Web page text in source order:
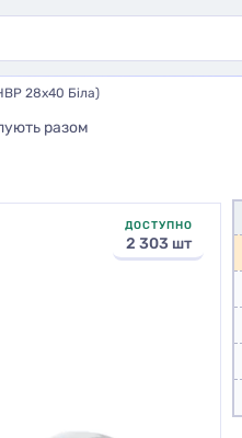
28х40 Біла)
разом
ДОСТУПНО
2 303 шт